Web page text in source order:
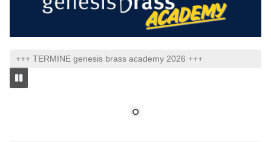
+++ TERMINE genesis brass academy 2026 +++